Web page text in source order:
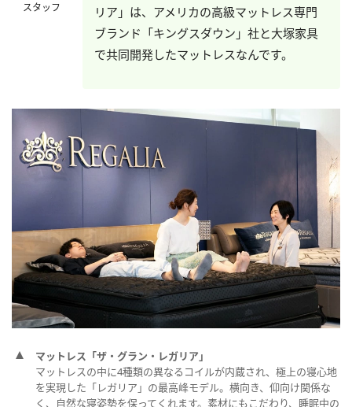
スタッフ
リア」は、アメリカの高級マットレス専門
ブランド「キングスダウン」社と大塚家具
で共同開発したマットレスなんです。
マットレス「ザ・グラン・レガリア」
マットレスの中に4種類の異なるコイルが内蔵され、極上の寝心地
を実現した「レガリア」の最高峰モデル。横向き、仰向け関係な
く、自然な寝姿勢を保ってくれます。素材にもこだわり、睡眠中の